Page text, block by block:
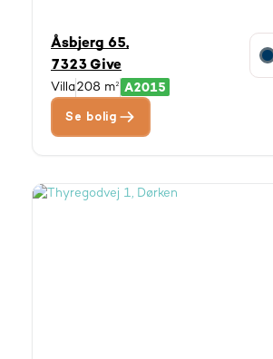
Åsbjerg 65,
7323 Give
Villa208 m²
Se bolig